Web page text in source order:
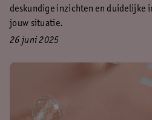
deskundige inzichten en duidelijke
jouw situatie.
26 juni 2025